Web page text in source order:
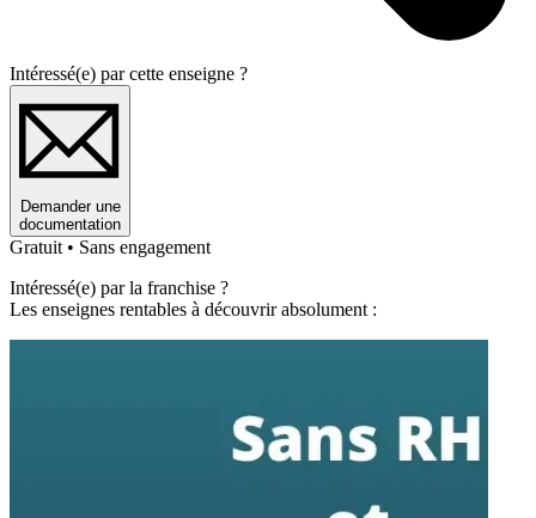
Intéressé(e) par cette enseigne ?
Demander une
documentation
Gratuit • Sans engagement
Intéressé(e) par la franchise ?
Les enseignes rentables à découvrir absolument :